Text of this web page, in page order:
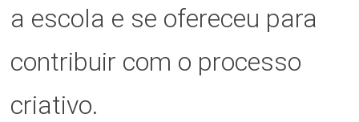
a escola e se ofereceu para
contribuir com o processo
criativo.